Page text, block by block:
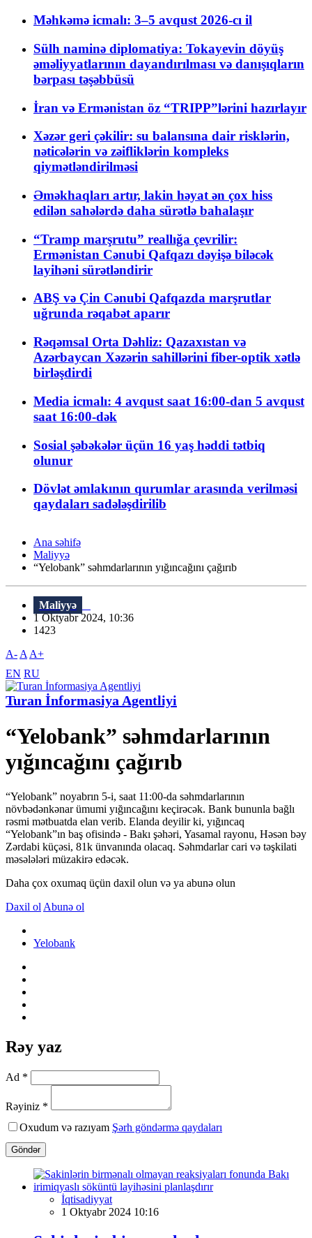
Məhkəmə icmalı: 3–5 avqust 2026-cı il
Sülh naminə diplomatiya: Tokayevin döyüş
əməliyyatlarının dayandırılması və danışıqların
bərpası təşəbbüsü
İran və Ermənistan öz “TRIPP”lərini hazırlayır
Xəzər geri çəkilir: su balansına dair risklərin,
nəticələrin və zəifliklərin kompleks
qiymətləndirilməsi
Əməkhaqları artır, lakin həyat ən çox hiss
edilən sahələrdə daha sürətlə bahalaşır
“Tramp marşrutu” reallığa çevrilir:
Ermənistan Cənubi Qafqazı dəyişə biləcək
layihəni sürətləndirir
ABŞ və Çin Cənubi Qafqazda marşrutlar
uğrunda rəqabət aparır
Rəqəmsal Orta Dəhliz: Qazaxıstan və
Azərbaycan Xəzərin sahillərini fiber-optik xətlə
birləşdirdi
Media icmalı: 4 avqust saat 16:00-dan 5 avqust
saat 16:00-dək
Sosial şəbəkələr üçün 16 yaş həddi tətbiq
olunur
Dövlət əmlakının qurumlar arasında verilməsi
qaydaları sadələşdirilib
Ana səhifə
Maliyyə
“Yelobank” səhmdarlarının yığıncağını çağırıb
Maliyyə
1 Oktyabr 2024, 10:36
1423
A- A A+
EN RU
Turan İnformasiya Agentliyi
“Yelobank” səhmdarlarının
yığıncağını çağırıb
“Yelobank” noyabrın 5-i, saat 11:00-da səhmdarlarının
növbədənkənar ümumi yığıncağını keçirəcək. Bank bununla bağlı
rəsmi mətbuatda elan verib. Elanda deyilir ki, yığıncaq
“Yelobank”ın baş ofisində - Bakı şəhəri, Yasamal rayonu, Həsən bəy
Zərdabi küçəsi, 81k ünvanında olacaq. Səhmdarlar cari və təşkilati
məsələləri müzakirə edəcək.
Daha çox oxumaq üçün daxil olun və ya abunə olun
Daxil ol Abunə ol
Yelobank
Rəy yaz
Ad *
Rəyiniz *
Oxudum və razıyam Şərh göndərmə qaydaları
Göndər
İqtisadiyyat
1 Oktyabr 2024 10:16